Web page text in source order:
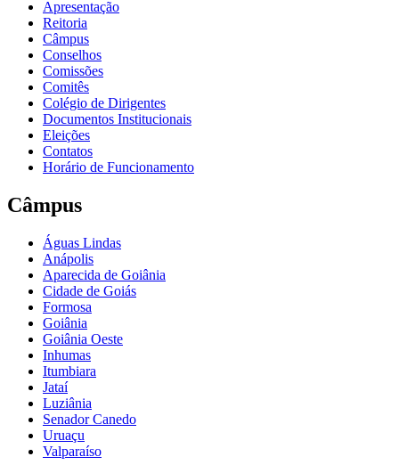
Apresentação
Reitoria
Câmpus
Conselhos
Comissões
Comitês
Colégio de Dirigentes
Documentos Institucionais
Eleições
Contatos
Horário de Funcionamento
Câmpus
Águas Lindas
Anápolis
Aparecida de Goiânia
Cidade de Goiás
Formosa
Goiânia
Goiânia Oeste
Inhumas
Itumbiara
Jataí
Luziânia
Senador Canedo
Uruaçu
Valparaíso